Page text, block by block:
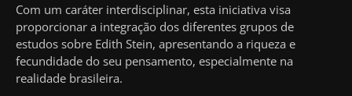
Com um caráter interdisciplinar, esta iniciativa visa
proporcionar a integração dos diferentes grupos de
estudos sobre Edith Stein, apresentando a riqueza e
fecundidade do seu pensamento, especialmente na
realidade brasileira.